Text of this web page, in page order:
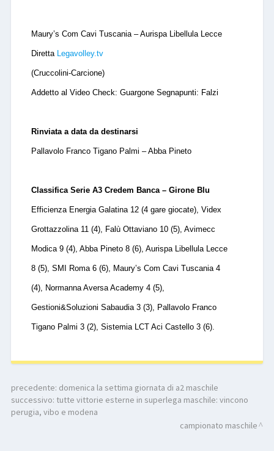
Maury’s Com Cavi Tuscania – Aurispa Libellula Lecce
Diretta Legavolley.tv
(Cruccolini-Carcione)
Addetto al Video Check: Guargone Segnapunti: Falzi
Rinviata a data da destinarsi
Pallavolo Franco Tigano Palmi – Abba Pineto
Classifica Serie A3 Credem Banca – Girone Blu
Efficienza Energia Galatina 12 (4 gare giocate), Videx
Grottazzolina 11 (4), Falù Ottaviano 10 (5), Avimecc
Modica 9 (4), Abba Pineto 8 (6), Aurispa Libellula Lecce
8 (5), SMI Roma 6 (6), Maury’s Com Cavi Tuscania 4
(4), Normanna Aversa Academy 4 (5),
Gestioni&Soluzioni Sabaudia 3 (3), Pallavolo Franco
Tigano Palmi 3 (2), Sistemia LCT Aci Castello 3 (6).
precedente: domenica la settima giornata di a2 maschile
successivo: tutte vittorie esterne in superlega maschile: vincono
perugia, vibo e modena
campionato maschile